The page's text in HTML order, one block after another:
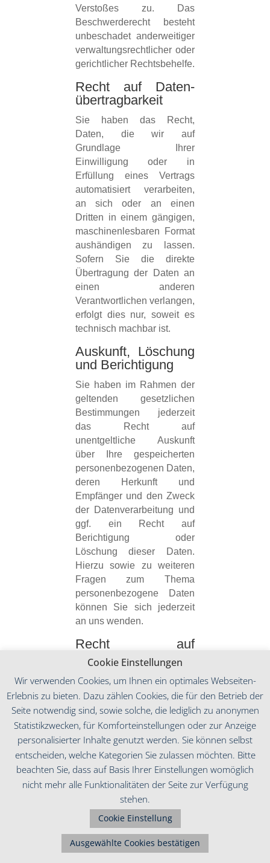
Verstoßes zu. Das
Beschwerderecht besteht
unbeschadet anderweitiger
verwaltungsrechtlicher oder
gerichtlicher Rechtsbehelfe.
Recht auf Daten­
übertrag­barkeit
Sie haben das Recht,
Daten, die wir auf
Grundlage Ihrer
Einwilligung oder in
Erfüllung eines Vertrags
automatisiert verarbeiten,
an sich oder an einen
Dritten in einem gängigen,
maschinenlesbaren Format
aushändigen zu lassen.
Sofern Sie die direkte
Übertragung der Daten an
einen anderen
Verantwortlichen verlangen,
erfolgt dies nur, soweit es
technisch machbar ist.
Auskunft, Löschung
und Berichtigung
Sie haben im Rahmen der
geltenden gesetzlichen
Bestimmungen jederzeit
das Recht auf
unentgeltliche Auskunft
über Ihre gespeicherten
personenbezogenen Daten,
deren Herkunft und
Empfänger und den Zweck
der Datenverarbeitung und
ggf. ein Recht auf
Berichtigung oder
Löschung dieser Daten.
Hierzu sowie zu weiteren
Fragen zum Thema
personenbezogene Daten
können Sie sich jederzeit
an uns wenden.
Recht auf
Einschränkung der
Verarbeitung
Sie haben das Recht, die
Einschränkung der
Verarbeitung Ihrer
personenbezogenen Daten
zu verlangen. Hierzu
können Sie sich jederzeit
an uns wenden. Das Recht
auf Einschränkung der
Verarbeitung besteht in
folgenden Fällen:
Wenn Sie die Richtigkeit
Ihrer bei uns
Cookie Einstellungen
Wir verwenden Cookies, um Ihnen ein optimales Webseiten-
Erlebnis zu bieten. Dazu zählen Cookies, die für den Betrieb der
Seite notwendig sind, sowie solche, die lediglich zu anonymen
Statistikzwecken, für Komforteinstellungen oder zur Anzeige
personalisierter Inhalte genutzt werden. Sie können selbst
entscheiden, welche Kategorien Sie zulassen möchten. Bitte
beachten Sie, dass auf Basis Ihrer Einstellungen womöglich
nicht mehr alle Funktionalitäten der Seite zur Verfügung
stehen.
Cookie Einstellung
Ausgewählte Cookies bestätigen